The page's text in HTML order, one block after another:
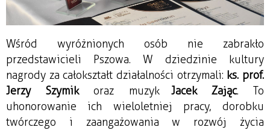
Wśród wyróżnionych osób nie zabrakło
przedstawicieli Pszowa. W dziedzinie kultury
nagrody za całokształt działalności otrzymali: ks. prof.
Jerzy Szymikoraz muzyk Jacek Zając. To
uhonorowanie ich wieloletniej pracy, dorobku
twórczego i zaangażowania w rozwój życia